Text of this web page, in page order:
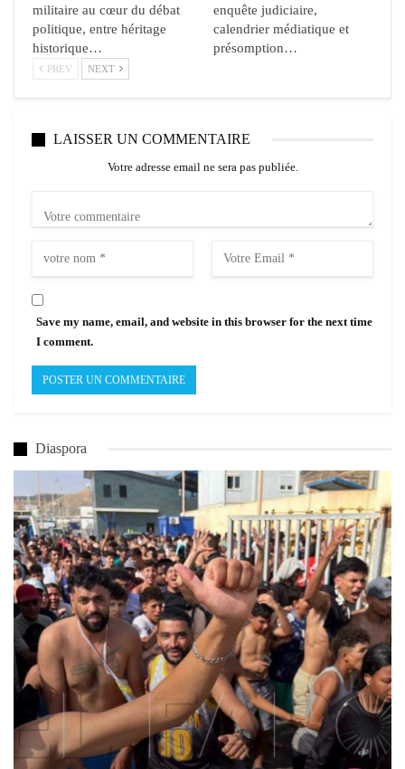
militaire au cœur du débat
politique, entre héritage
historique…
enquête judiciaire,
calendrier médiatique et
présomption…
PREV NEXT
LAISSER UN COMMENTAIRE
Votre adresse email ne sera pas publiée.
Save my name, email, and website in this browser for the next time
I comment.
Diaspora